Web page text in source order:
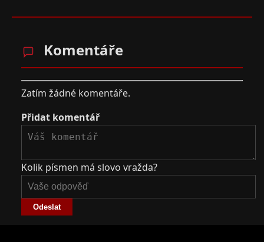
Komentáře
Zatím žádné komentáře.
Přidat komentář
Kolik písmen má slovo vražda?
Odeslat